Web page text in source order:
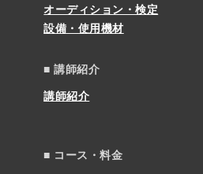
オーディション・検定
設備・使用機材
■ 講師紹介
講師紹介
■ コース・料金